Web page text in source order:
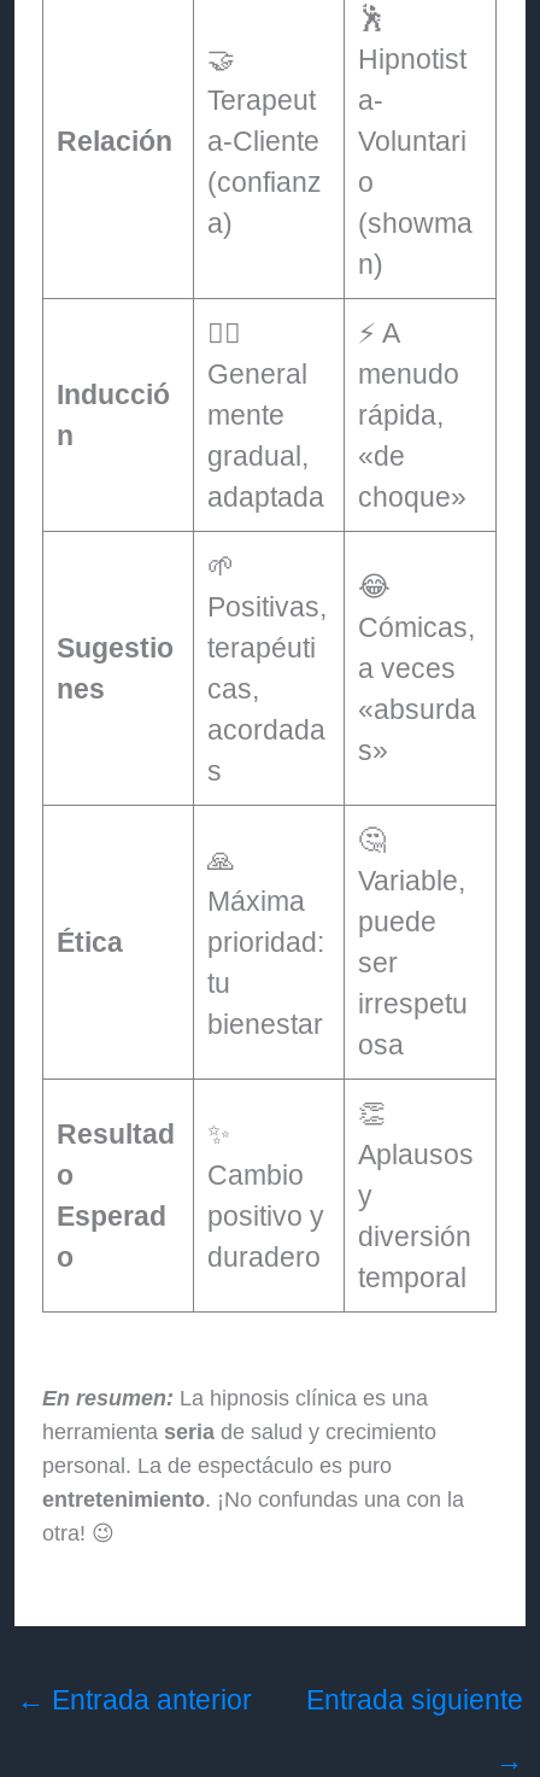
Relación
🤝
Terapeut
a-Cliente
(confianz
a)
🕺
Hipnotist
a-
Voluntari
o
(showma
n)
Inducció
n
🧘‍♀️
General
mente
gradual,
adaptada
⚡ A
menudo
rápida,
«de
choque»
Sugestio
nes
🌱
Positivas,
terapéuti
cas,
acordada
s
😂
Cómicas,
a veces
«absurda
s»
Ética
🙏
Máxima
prioridad:
tu
bienestar
🤔
Variable,
puede
ser
irrespetu
osa
Resultad
o
Esperad
o
✨
Cambio
positivo y
duradero
👏
Aplausos
y
diversión
temporal
En resumen: La hipnosis clínica es una
herramienta seria de salud y crecimiento
personal. La de espectáculo es puro
entretenimiento. ¡No confundas una con la
otra! 😉
← Entrada anterior
Entrada siguiente
→